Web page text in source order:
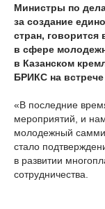
Министры по
за создание
стран,
в сфере
в Казанском
БРИКС на
«В последние
мероприятий, и
молодежный
стало
в развитии
сотрудничества.